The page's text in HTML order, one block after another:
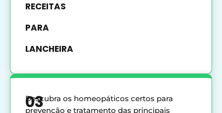
RECEITAS
PARA
LANCHEIRA
03
Descubra os homeopáticos certos para
prevenção e tratamento das principais